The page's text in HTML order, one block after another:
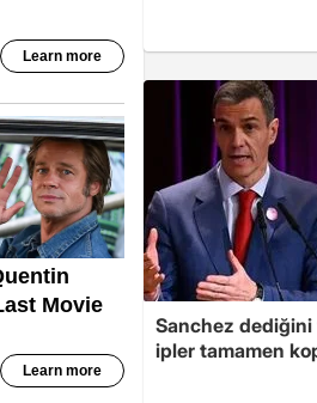
Sanchez dediğini
ipler tamamen